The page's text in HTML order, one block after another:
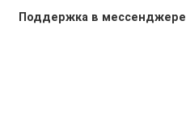
Поддержка в мессенджере